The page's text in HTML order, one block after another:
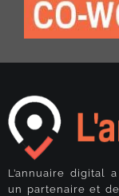
L’annuaire digital
un partenaire et